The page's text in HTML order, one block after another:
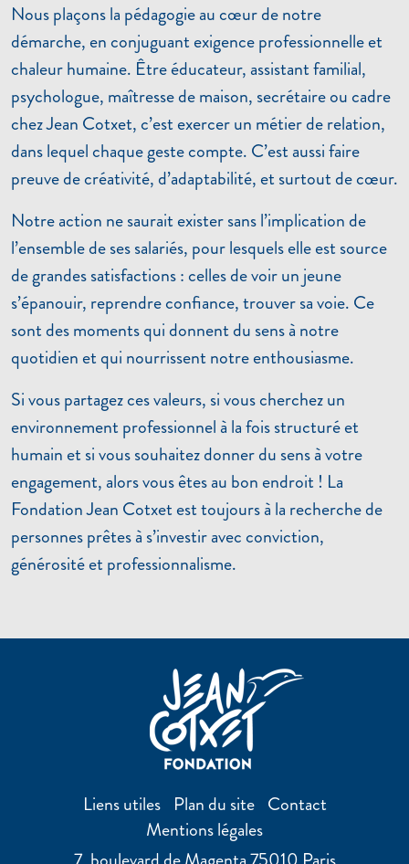
Nous plaçons la pédagogie au cœur de notre
démarche, en conjuguant exigence professionnelle et
chaleur humaine. Être éducateur, assistant familial,
psychologue, maîtresse de maison, secrétaire ou cadre
chez Jean Cotxet, c’est exercer un métier de relation,
dans lequel chaque geste compte. C’est aussi faire
preuve de créativité, d’adaptabilité, et surtout de cœur.
Notre action ne saurait exister sans l’implication de
l’ensemble de ses salariés, pour lesquels elle est source
de grandes satisfactions : celles de voir un jeune
s’épanouir, reprendre confiance, trouver sa voie. Ce
sont des moments qui donnent du sens à notre
quotidien et qui nourrissent notre enthousiasme.
Si vous partagez ces valeurs, si vous cherchez un
environnement professionnel à la fois structuré et
humain et si vous souhaitez donner du sens à votre
engagement, alors vous êtes au bon endroit ! La
Fondation Jean Cotxet est toujours à la recherche de
personnes prêtes à s’investir avec conviction,
générosité et professionnalisme.
Liens utiles Plan du site Contact
Mentions légales